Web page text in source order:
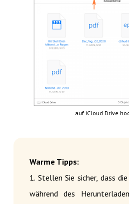
auf iCloud Drive
Warme Tipps:
1. Stellen Sie sicher, dass
während des